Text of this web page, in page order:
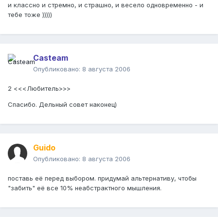
и классно и стремно, и страшно, и весело одновременно - и
тебе тоже )))))
Casteam
Опубликовано: 8 августа 2006
2 <<<Любитель>>>
Спасибо. Дельный совет наконец)
Guido
Опубликовано: 8 августа 2006
поставь её перед выбором. придумай альтернативу, чтобы
"забить" её все 10% неабстрактного мышления.